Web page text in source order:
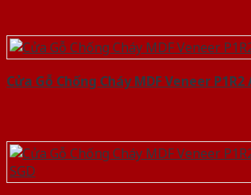
Cửa Gỗ Chống Cháy MDF Veneer P1R2